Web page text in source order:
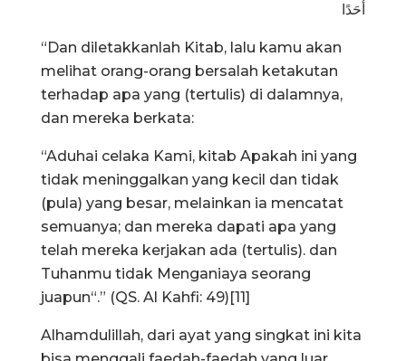
أَحَدًا
“Dan diletakkanlah Kitab, lalu kamu akan
melihat orang-orang bersalah ketakutan
terhadap apa yang (tertulis) di dalamnya,
dan mereka berkata:
“Aduhai celaka Kami, kitab Apakah ini yang
tidak meninggalkan yang kecil dan tidak
(pula) yang besar, melainkan ia mencatat
semuanya; dan mereka dapati apa yang
telah mereka kerjakan ada (tertulis). dan
Tuhanmu tidak Menganiaya seorang
juapun“.” (QS. Al Kahfi: 49)[11]
Alhamdulillah, dari ayat yang singkat ini kita